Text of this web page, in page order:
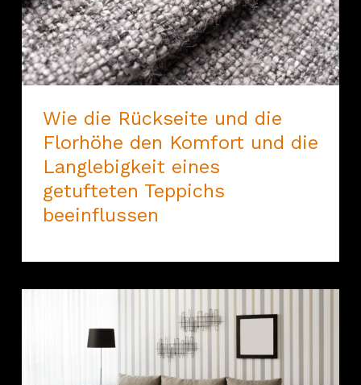
Wie die Rückseite und die
Florhöhe den Komfort und die
Langlebigkeit eines
getufteten Teppichs
beeinflussen